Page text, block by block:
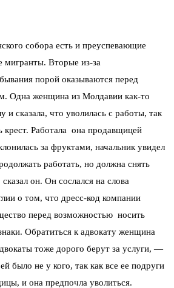
собора есть и преуспевающие
мигранты. Вторые из-за
порой оказываются перед
Одна женщина из Молдавии как-то
сказала, что уволилась с работы, так
крест. Работала она продавщицей
за фруктами, начальник увидел
работать, но должна снять
он. Он сослался на слова
о том, что дресс-код компании
перед возможностью носить
Обратиться к адвокату женщина
тоже дорого берут за услуги, —
было не у кого, так как все ее подруги
и она предпочла уволиться.